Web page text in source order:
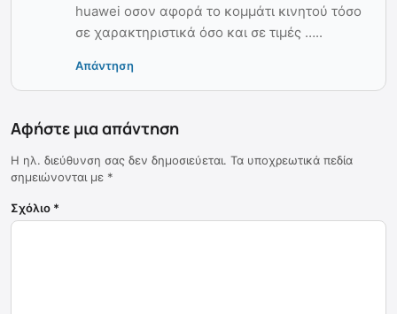
huawei οσον αφορά το κομμάτι κινητού τόσο
σε χαρακτηριστικά όσο και σε τιμές …..
Απάντηση
Αφήστε μια απάντηση
Η ηλ. διεύθυνση σας δεν δημοσιεύεται. Τα υποχρεωτικά πεδία
σημειώνονται με *
Σχόλιο *